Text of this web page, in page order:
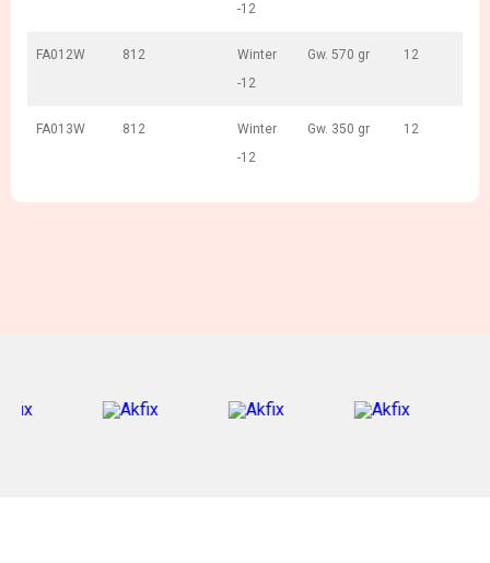
-12
FA012W 812
Winter
-12
Gw. 570 gr 12
FA013W 812
Winter
-12
Gw. 350 gr 12